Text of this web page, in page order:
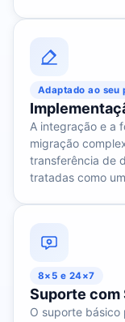
Adaptado ao seu
A integração e a
migração
transferência de
tratadas como
8×5 e 24×7
Suporte com
O suporte básico